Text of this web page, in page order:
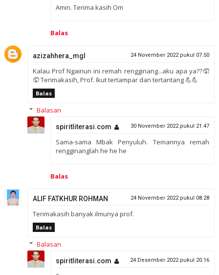
Amin. Terima kasih Om
Balas
azizahhera_mgl 24 November 2022 pukul 07.50
Kalau Prof Ngainun ini remah rengginang...aku apa ya??🤦
🤦 Terimakasih, Prof. Ikut tertampar dan tertantang 💪💪
Balas
Balasan
spiritliterasi.com 30 November 2022 pukul 21.47
Sama-sama Mbak Penyuluh. Temannya remah
rengginanglah he he he
Balas
ALIF FATKHUR ROHMAN 24 November 2022 pukul 08.28
Terimakasih banyak ilmunya prof.
Balas
Balasan
spiritliterasi.com 24 Desember 2022 pukul 20.16